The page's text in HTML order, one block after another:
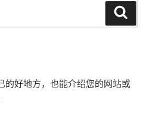
的好地方，也能介绍您的网站或